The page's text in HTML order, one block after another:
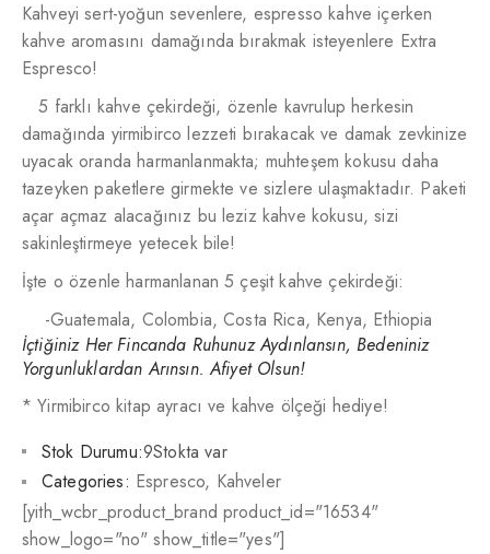
Kahveyi sert-yoğun sevenlere, espresso kahve içerken
kahve aromasını damağında bırakmak isteyenlere Extra
Espresco!
5 farklı kahve çekirdeği, özenle kavrulup herkesin
damağında yirmibirco lezzeti bırakacak ve damak zevkinize
uyacak oranda harmanlanmakta; muhteşem kokusu daha
tazeyken paketlere girmekte ve sizlere ulaşmaktadır. Paketi
açar açmaz alacağınız bu leziz kahve kokusu, sizi
sakinleştirmeye yetecek bile!
İşte o özenle harmanlanan 5 çeşit kahve çekirdeği:
-Guatemala, Colombia, Costa Rica, Kenya, Ethiopia
İçtiğiniz Her Fincanda Ruhunuz Aydınlansın, Bedeniniz
Yorgunluklardan Arınsın. Afiyet Olsun!
* Yirmibirco kitap ayracı ve kahve ölçeği hediye!
Stok Durumu:9Stokta var
Categories: Espresco, Kahveler
[yith_wcbr_product_brand product_id="16534"
show_logo="no" show_title="yes"]